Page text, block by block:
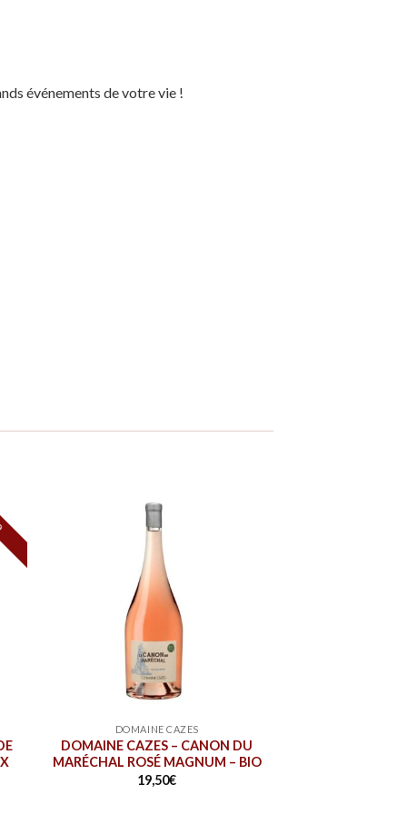
événements de votre vie !
DOMAINE CAZES
DOMAINE CAZES – CANON DU
MARÉCHAL ROSÉ MAGNUM – BIO
19,50€